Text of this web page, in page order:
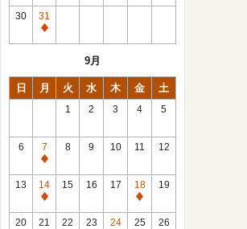
館
日
30
31
休
9月
日 月 火 水 木 金 土
1 2 3 4 5
6
7
休
館
日
8 9 10 11 12
13
14
休
館
15 16 17
18
休
館
19
20 21 22 23
24
25 26